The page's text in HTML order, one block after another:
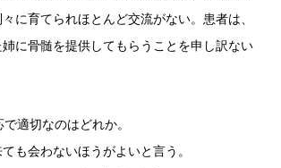
に育てられほとんど交流がない。患者は、
に骨髄を提供してもらうことを申し訳ない
適切なのはどれか。
も会わないほうがよいと言う。